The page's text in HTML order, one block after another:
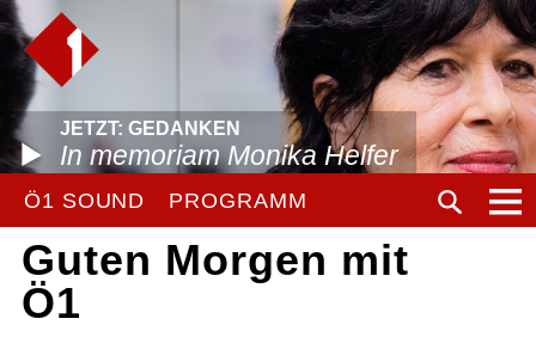
JETZT: GEDANKEN
In memoriam Monika Helfer
Ö1 SOUND PROGRAMM
Guten Morgen mit
Ö1